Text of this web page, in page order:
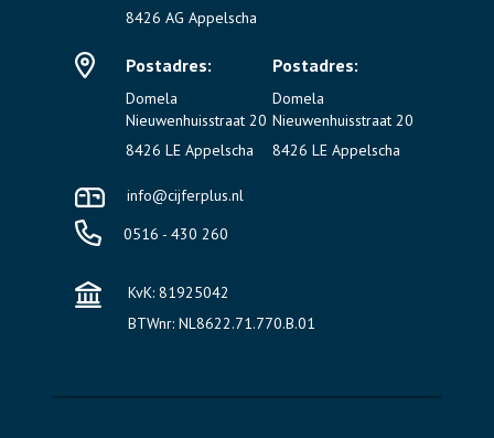
8426 AG Appelscha
Postadres:
Domela
Nieuwenhuisstraat 20
8426 LE Appelscha
Postadres:
Domela
Nieuwenhuisstraat 20
8426 LE Appelscha
info@cijferplus.nl
0516 - 430 260
KvK: 81925042
BTWnr: NL8622.71.770.B.01